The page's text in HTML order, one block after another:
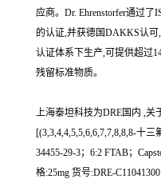
应商。Dr. Ehrenstorfer通过了
的认证,并获德国DAKKS认可
认证体系下生产,可提供超过
残留标准物质。
上海泰坦科技为DRE国内 ,关
[(3,3,4,4,5,5,6,6,7,7,8,8,8-十
34455-29-3；6:2 FTAB；
格:25mg 货号:DRE-